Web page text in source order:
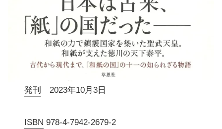
発刊 2023年10月3日
ISBN 978-4-7942-2679-2